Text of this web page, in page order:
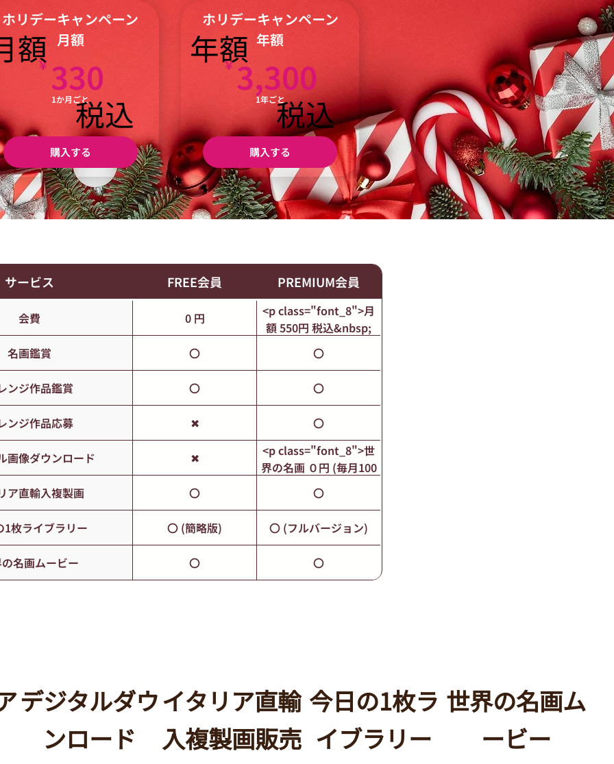
ホリデーキャンペーン
月額
￥ 330
1か月ごと
購入する
ホリデーキャンペーン
年額
￥3,3003,300￥
1年ごと
購入する
年額
額
税込
税込
サービス FREE会員 PREMIUM会員
会費 0 円
<p class="font_8">月
額 550円 税込&nbsp;
</p> <p
class="font_8">年額
5,500円 税込</p>
名画鑑賞 〇 〇
ンジ作品鑑賞 〇 〇
ンジ作品応募 ✖ 〇
画像ダウンロード ✖
<p class="font_8">世
界の名画 ０円 (毎月100
枚)&nbsp;</p> <p
class="font_8">アレン
ジ作品 1枚 330円</p>
ア直輸入複製画 〇 〇
1枚ライブラリー 〇 (簡略版) 〇 (フルバージョン)
名画ムービー 〇 〇
デジタルダウ
ンロード
イタリア直輸
入複製画販売
今日の1枚ラ
イブラリー
世界の名画ム
ービー